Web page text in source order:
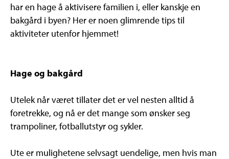
har en hage å aktivisere familien i, eller kanskje en
bakgård i byen? Her er noen glimrende tips til
aktiviteter utenfor hjemmet!
Hage og bakgård
Utelek når været tillater det er vel nesten alltid å
foretrekke, og nå er det mange som ønsker seg
trampoliner, fotballutstyr og sykler.
Ute er mulighetene selvsagt uendelige, men hvis man